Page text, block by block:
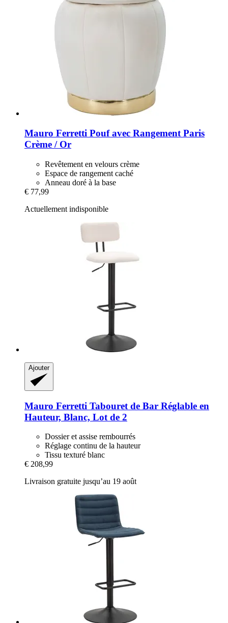
Mauro Ferretti Pouf avec Rangement Paris
Crème / Or
Revêtement en velours crème
Espace de rangement caché
Anneau doré à la base
€ 77,99
Actuellement indisponible
Ajouter
Mauro Ferretti Tabouret de Bar Réglable en
Hauteur, Blanc, Lot de 2
Dossier et assise rembourrés
Réglage continu de la hauteur
Tissu texturé blanc
€ 208,99
Livraison gratuite jusqu’au 19 août